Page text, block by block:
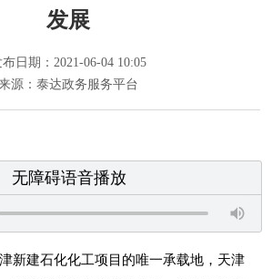
发展
布日期：2021-06-04 10:05
源：泰达政务服务平台
无障碍语音播放
新建石化化工项目的唯一承载地，天津